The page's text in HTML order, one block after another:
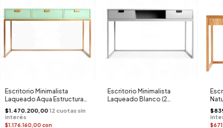
Escritorio Minimalista
Laqueado Aqua Estructura
Rosegold (3 Cajones)
$1.470.200,00
$1.176.160,00 con
Escritorio Minimalista
Laqueado Blanco (2